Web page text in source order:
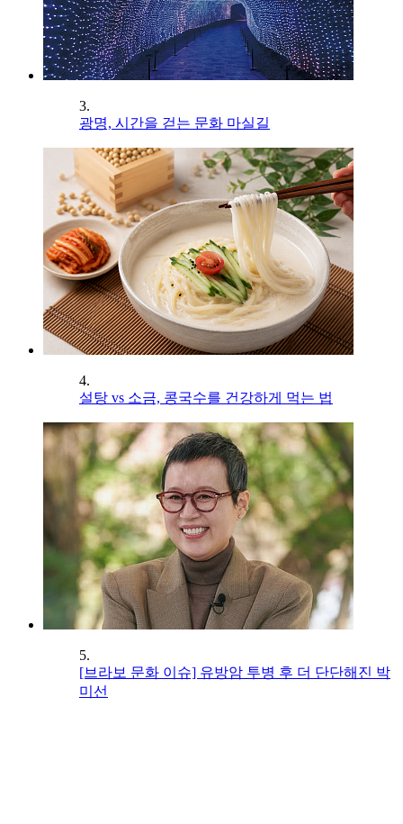
3.
광명, 시간을 걷는 문화 마실길
4.
설탕 vs 소금, 콩국수를 건강하게 먹는 법
5.
[브라보 문화 이슈] 유방암 투병 후 더 단단해진 박
미선